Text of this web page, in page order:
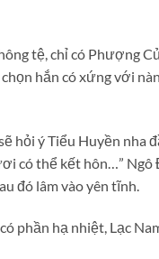
tệ, chỉ có Phượng
hắn có xứng với
hỏi ý Tiểu Huyền nha
có thể kết hôn…” Ngô
đó lâm vào yên tĩnh.
phần hạ nhiệt, Lạc